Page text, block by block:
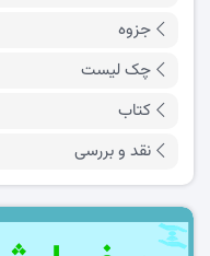
جزوه
چک لیست
کتاب
نقد و بررسی